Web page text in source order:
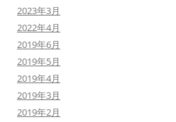
2023年3月
2022年4月
2019年6月
2019年5月
2019年4月
2019年3月
2019年2月